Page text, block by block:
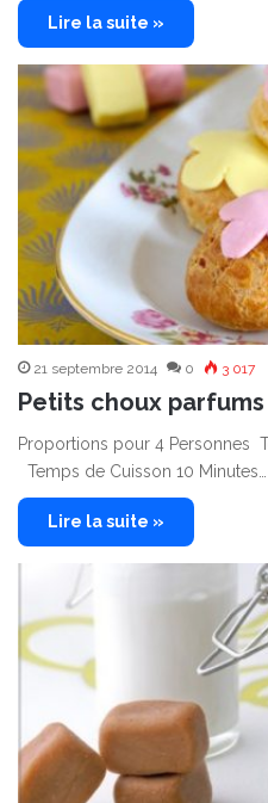
Lire la suite »
21 septembre 2014 0 3 017
Petits choux parfums
Proportions pour 4 Personnes
Temps de Cuisson 10 Minutes…
Lire la suite »